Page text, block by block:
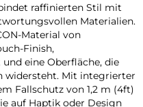
raffinierten Stil mit
Materialien.
Material von
Finish,
eine Oberfläche, die
widersteht. Mit integrierter
Fallschutz von 1,2 m (4ft)
auf Haptik oder Design